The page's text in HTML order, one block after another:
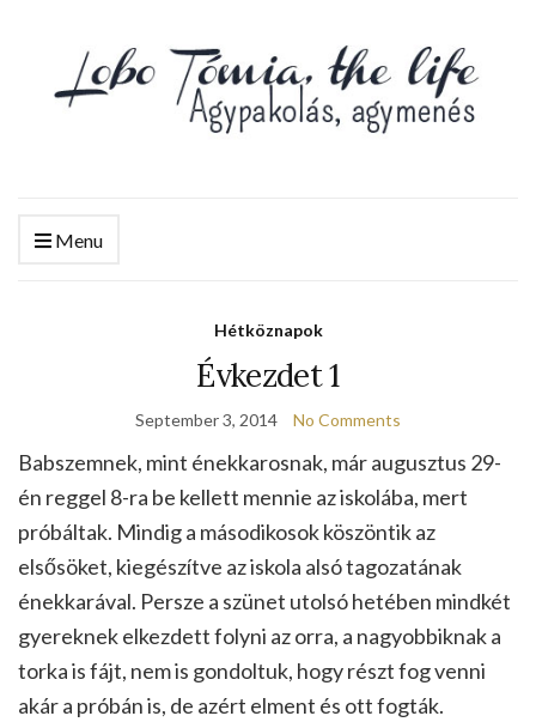
Menu
Hétköznapok
Évkezdet 1
September 3, 2014 No Comments
Babszemnek, mint énekkarosnak, már augusztus 29-
én reggel 8-ra be kellett mennie az iskolába, mert
próbáltak. Mindig a másodikosok köszöntik az
elsősöket, kiegészítve az iskola alsó tagozatának
énekkarával. Persze a szünet utolsó hetében mindkét
gyereknek elkezdett folyni az orra, a nagyobbiknak a
torka is fájt, nem is gondoltuk, hogy részt fog venni
akár a próbán is, de azért elment és ott fogták.